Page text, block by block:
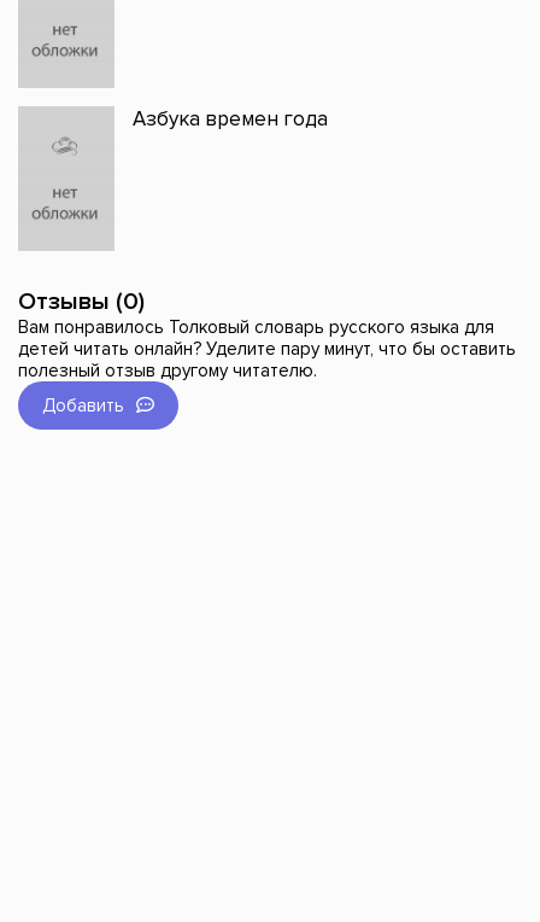
Азбука времен года
Отзывы (0)
Вам понравилось Толковый словарь русского языка для
детей читать онлайн? Уделите пару минут, что бы оставить
полезный отзыв другому читателю.
Добавить